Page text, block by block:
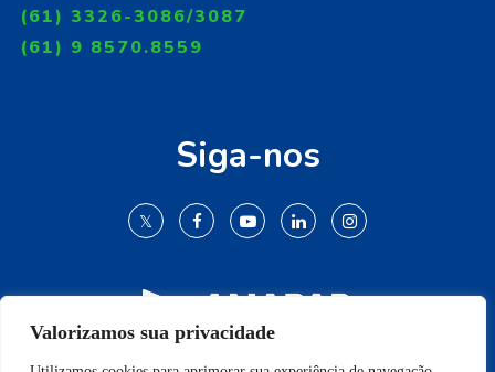
Valorizamos sua privacidade
(61) 3326-3086/3087
(61) 9 8570.8559
Siga-nos